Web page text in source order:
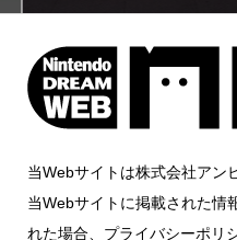
当Webサイトは株式会社アン
当Webサイトに掲載された情
れた場合、プライバシーポリ